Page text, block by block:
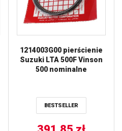
1214003G00 pierścienie
Suzuki LTA 500F Vinson
500 nominalne
BESTSELLER